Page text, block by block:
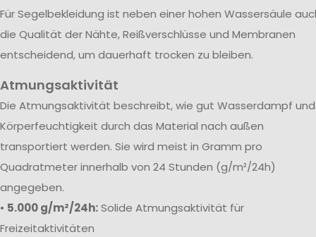
Für Segelbekleidung ist neben einer hohen Wassersäule
die Qualität der Nähte, Reißverschlüsse und Membranen
entscheidend, um dauerhaft trocken zu bleiben.
Atmungsaktivität
Die Atmungsaktivität beschreibt, wie gut Wasserdampf und
Körperfeuchtigkeit durch das Material nach außen
transportiert werden. Sie wird meist in Gramm pro
Quadratmeter innerhalb von 24 Stunden (g/m²/24h)
angegeben.
• 5.000 g/m²/24h:Solide Atmungsaktivität für
Freizeitaktivitäten